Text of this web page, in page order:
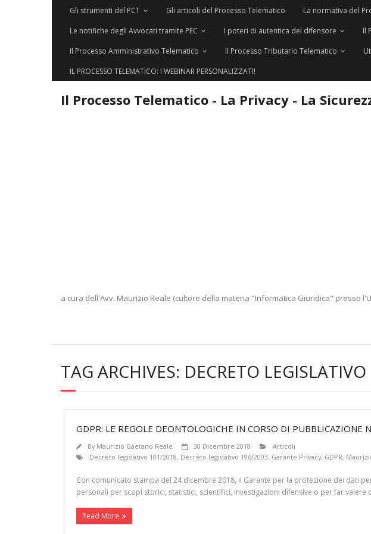
Gli strumenti del PCT Gli articoli del Processo Telematico La normativa del
Le notifiche degli Avvocati tramite PEC
I poteri di autentica del difensore Il
Il Processo Amministrativo Telematico
Il Processo Tributario Telematico
IL PROCESSO TELEMATICO: I WEBINAR PERSONALIZZATI!
Il Processo Telematico - La Privacy - La
a cura dell'Avv. Maurizio Reale (cultore della materia "Informatica Giuridica" presso
TAG ARCHIVES: DECRETO
GDPR: LE REGOLE DEONTOLOGICHE IN CORSO DI PUBBLICAZIONE
By Maurizio Gaetano Reale 30 Dicembre 2018
Articoli
Decreto legislativo 101/2018, Decreto legislativo 196/2003, Garante Privacy, GDPR,
Con comunicato stampa del 24 dicembre 2018, il Garante per la protezione dei dati
personali per scopi storici, statistici, scientifici, investigazioni difensive o per far
Read More